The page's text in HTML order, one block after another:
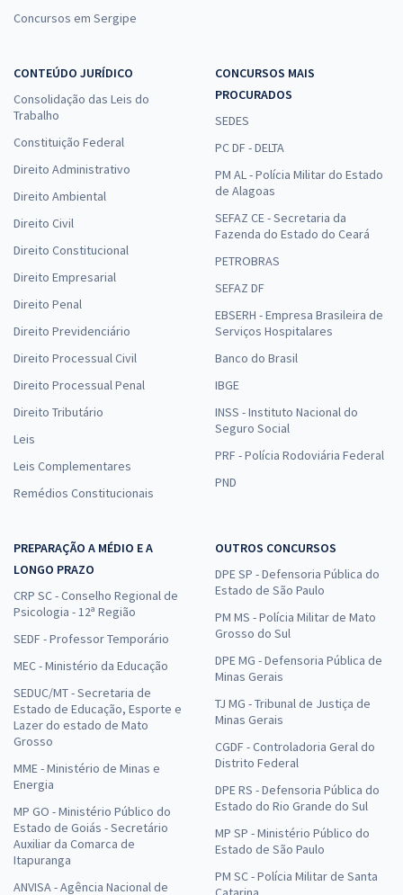
Concursos em Sergipe
CONTEÚDO JURÍDICO
Consolidação das Leis do
Trabalho
Constituição Federal
Direito Administrativo
Direito Ambiental
Direito Civil
Direito Constitucional
Direito Empresarial
Direito Penal
Direito Previdenciário
Direito Processual Civil
Direito Processual Penal
Direito Tributário
Leis
Leis Complementares
Remédios Constitucionais
CONCURSOS MAIS
PROCURADOS
SEDES
PC DF - DELTA
PM AL - Polícia Militar do Estado
de Alagoas
SEFAZ CE - Secretaria da
Fazenda do Estado do Ceará
PETROBRAS
SEFAZ DF
EBSERH - Empresa Brasileira de
Serviços Hospitalares
Banco do Brasil
IBGE
INSS - Instituto Nacional do
Seguro Social
PRF - Polícia Rodoviária Federal
PND
PREPARAÇÃO A MÉDIO E A
LONGO PRAZO
CRP SC - Conselho Regional de
Psicologia - 12ª Região
SEDF - Professor Temporário
MEC - Ministério da Educação
SEDUC/MT - Secretaria de
Estado de Educação, Esporte e
Lazer do estado de Mato
Grosso
MME - Ministério de Minas e
Energia
MP GO - Ministério Público do
Estado de Goiás - Secretário
Auxiliar da Comarca de
Itapuranga
ANVISA - Agência Nacional de
OUTROS CONCURSOS
DPE SP - Defensoria Pública do
Estado de São Paulo
PM MS - Polícia Militar de Mato
Grosso do Sul
DPE MG - Defensoria Pública de
Minas Gerais
TJ MG - Tribunal de Justiça de
Minas Gerais
CGDF - Controladoria Geral do
Distrito Federal
DPE RS - Defensoria Pública do
Estado do Rio Grande do Sul
MP SP - Ministério Público do
Estado de São Paulo
PM SC - Polícia Militar de Santa